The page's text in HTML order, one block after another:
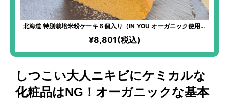
北海道 特別栽培米粉ケーキ６個入り（IN YOU オーガニック使用）
｜無農薬・無化学肥料で栽培した北海道産「ゆきひかり」×北海道の
おいしい食材のコラボスイーツ！
¥8,801(税込)
しつこい大人ニキビにケミカルな
化粧品はNG！オーガニックな基本